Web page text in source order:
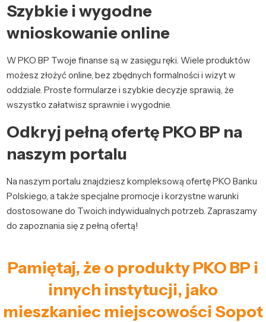
Szybkie i wygodne
wnioskowanie online
W PKO BP Twoje finanse są w zasięgu ręki. Wiele produktów
możesz złożyć online, bez zbędnych formalności i wizyt w
oddziale. Proste formularze i szybkie decyzje sprawią, że
wszystko załatwisz sprawnie i wygodnie.
Odkryj pełną ofertę PKO BP na
naszym portalu
Na naszym portalu znajdziesz kompleksową ofertę PKO Banku
Polskiego, a także specjalne promocje i korzystne warunki
dostosowane do Twoich indywidualnych potrzeb. Zapraszamy
do zapoznania się z pełną ofertą!
Pamiętaj, że o produkty PKO BP i
innych instytucji, jako
mieszkaniec miejscowości Sopot